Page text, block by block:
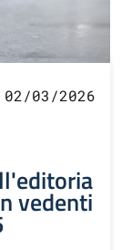
02/03/2026
vedenti